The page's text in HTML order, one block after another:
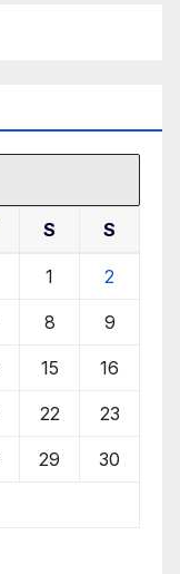
S S
1 2
8 9
15 16
22 23
29 30